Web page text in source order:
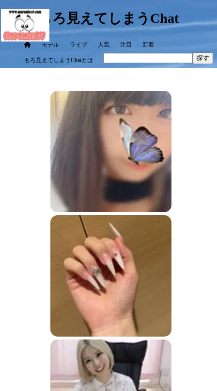
もろ見えてしまうChat
モデル ライブ 人気 注目 新着
もろ見えてしまうChatとは 探す